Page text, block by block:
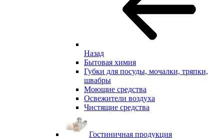
Назад
Бытовая химия
Губки для посуды, мочалки, тряпки,
швабры
Моющие средства
Освежители воздуха
Чистящие средства
Гостиничная продукция